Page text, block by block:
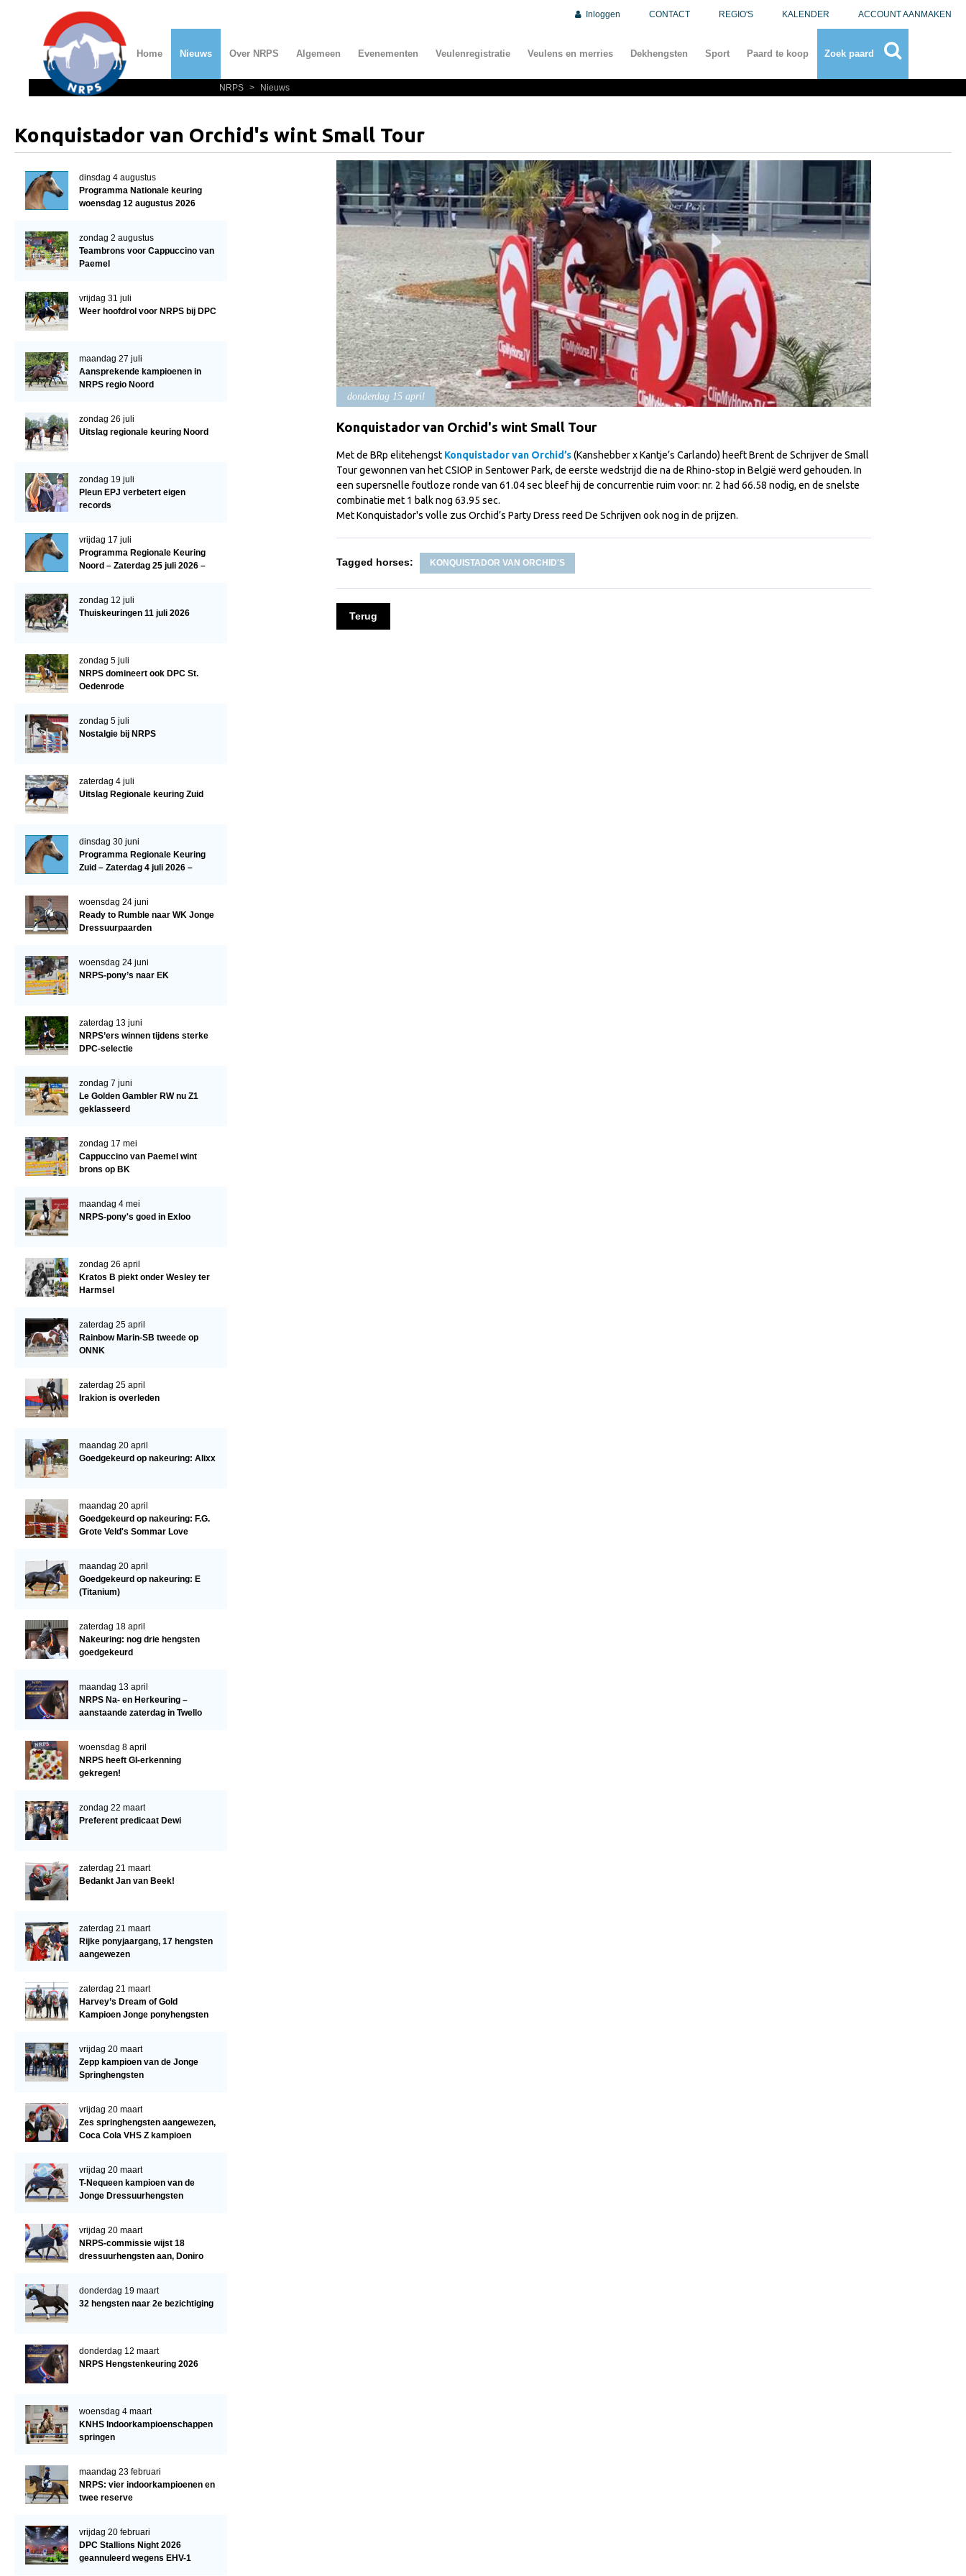
Inloggen CONTACT REGIO'S KALENDER ACCOUNT AANMAKEN
Home Nieuws Over NRPS Algemeen Evenementen Veulenregistratie Veulens en merries Dekhengsten Sport Paard te koop Zoek paard
Over NRPS
Lidmaatschap NRPS
Lid worden
Statuten en reglementen
Privacyverklaring
Algemeen
Import registratie
Veulenregistratie
I&R Registratie
Informatie overschrijven paspoort
Animal Health Regulation
Marktplaats
Tarievenlijst
Veel gestelde vragen
Webshop
NRPS Select Sale
Hengstenkeuring
Late Veulenkeuring
Wereldkampioenschap Jonge Paarden
Evenementen
Arabissimo
Veulenregistratie
Veulens en merries
Zoek een NRPS paard
Informatie aan je paard of pony toevoegen
Onze fokkerij
Fokkerij informatie
Fokprogramma's en registratie
Veulen registratie
Predicaten
Cornage
WBSFH
Zoek een hengst
Hengstenselectie
Informatie Hengstenkeuring
Verrichtingsonderzoek NRPS
Verrichtingsonderzoek 2025-2026
Verrichtingsonderzoek 2024-2025
Verrichtingsonderzoek 2023-2024
Verrichtingsonderzoek 2021-2022
Verrichtingsonderzoek 2020-2021
Verrichtingsonderzoek 2019-2020
Sport
Inloggen
REGIO'S
Regio Noord
Bestuur Regio Noord
Regio Midden
Regio West
Regio Zuid
Bestuur Regio Zuid
KALENDER
ACCOUNT AANMAKEN
NRPS > Nieuws
Konquistador van Orchid's wint Small Tour
donderdag 15 april
Konquistador van Orchid's wint Small Tour
Met de BRp elitehengst Konquistador van Orchid’s(Kanshebber x Kantje’s Carlando) heeft Brent de Schrijver de Small
Tour gewonnen van het CSIOP in Sentower Park, de eerste wedstrijd die na de Rhino-stop in België werd gehouden. In
een supersnelle foutloze ronde van 61.04 sec bleef hij de concurrentie ruim voor: nr. 2 had 66.58 nodig, en de snelste
combinatie met 1 balk nog 63.95 sec.
Met Konquistador's volle zus Orchid’s Party Dress reed De Schrijven ook nog in de prijzen.
Tagged horses: KONQUISTADOR VAN ORCHID'S
Terug
dinsdag 4 augustus
Programma Nationale keuring
woensdag 12 augustus 2026
zondag 2 augustus
Teambrons voor Cappuccino van
Paemel
vrijdag 31 juli
Weer hoofdrol voor NRPS bij DPC
maandag 27 juli
Aansprekende kampioenen in
NRPS regio Noord
zondag 26 juli
Uitslag regionale keuring Noord
zondag 19 juli
Pleun EPJ verbetert eigen
records
vrijdag 17 juli
Programma Regionale Keuring
Noord – Zaterdag 25 juli 2026 –
zondag 12 juli
Thuiskeuringen 11 juli 2026
zondag 5 juli
NRPS domineert ook DPC St.
Oedenrode
zondag 5 juli
Nostalgie bij NRPS
zaterdag 4 juli
Uitslag Regionale keuring Zuid
dinsdag 30 juni
Programma Regionale Keuring
Zuid – Zaterdag 4 juli 2026 –
woensdag 24 juni
Ready to Rumble naar WK Jonge
Dressuurpaarden
woensdag 24 juni
NRPS-pony’s naar EK
zaterdag 13 juni
NRPS’ers winnen tijdens sterke
DPC-selectie
zondag 7 juni
Le Golden Gambler RW nu Z1
geklasseerd
zondag 17 mei
Cappuccino van Paemel wint
brons op BK
maandag 4 mei
NRPS-pony's goed in Exloo
zondag 26 april
Kratos B piekt onder Wesley ter
Harmsel
zaterdag 25 april
Rainbow Marin-SB tweede op
ONNK
zaterdag 25 april
Irakion is overleden
maandag 20 april
Goedgekeurd op nakeuring: Alixx
maandag 20 april
Goedgekeurd op nakeuring: F.G.
Grote Veld's Sommar Love
maandag 20 april
Goedgekeurd op nakeuring: E
(Titanium)
zaterdag 18 april
Nakeuring: nog drie hengsten
goedgekeurd
maandag 13 april
NRPS Na- en Herkeuring –
aanstaande zaterdag in Twello
woensdag 8 april
NRPS heeft GI-erkenning
gekregen!
zondag 22 maart
Preferent predicaat Dewi
zaterdag 21 maart
Bedankt Jan van Beek!
zaterdag 21 maart
Rijke ponyjaargang, 17 hengsten
aangewezen
zaterdag 21 maart
Harvey’s Dream of Gold
Kampioen Jonge ponyhengsten
vrijdag 20 maart
Zepp kampioen van de Jonge
Springhengsten
vrijdag 20 maart
Zes springhengsten aangewezen,
Coca Cola VHS Z kampioen
vrijdag 20 maart
T-Nequeen kampioen van de
Jonge Dressuurhengsten
vrijdag 20 maart
NRPS-commissie wijst 18
dressuurhengsten aan, Doniro
donderdag 19 maart
32 hengsten naar 2e bezichtiging
donderdag 12 maart
NRPS Hengstenkeuring 2026
woensdag 4 maart
KNHS Indoorkampioenschappen
springen
maandag 23 februari
NRPS: vier indoorkampioenen en
twee reserve
vrijdag 20 februari
DPC Stallions Night 2026
geannuleerd wegens EHV-1